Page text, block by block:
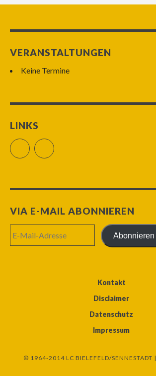
VERANSTALTUNGEN
Keine Termine
LINKS
FacebookRSS Feed
VIA E-MAIL ABONNIEREN
Mail-
Adresse
Abonnieren
Kontakt
Disclaimer
Datenschutz
Impressum
© 1964-2014 LC BIELEFELD/SENNESTADT |